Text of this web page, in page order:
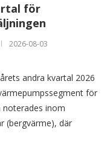
för
2026-08-03
andra kvartal 2026
för
inom
(bergvärme), där